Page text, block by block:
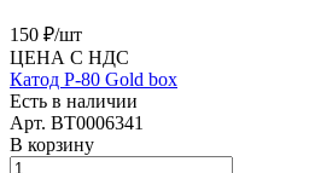
150 ₽/шт
ЦЕНА С НДС
Катод Р-80 Gold box
Есть в наличии
Арт. BT0006341
В корзину